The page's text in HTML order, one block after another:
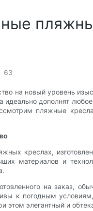
63
на новый уровень
идеально дополнят
пляжные
креслах,
материалов и
на заказ,
к погодным
этом элегантный и